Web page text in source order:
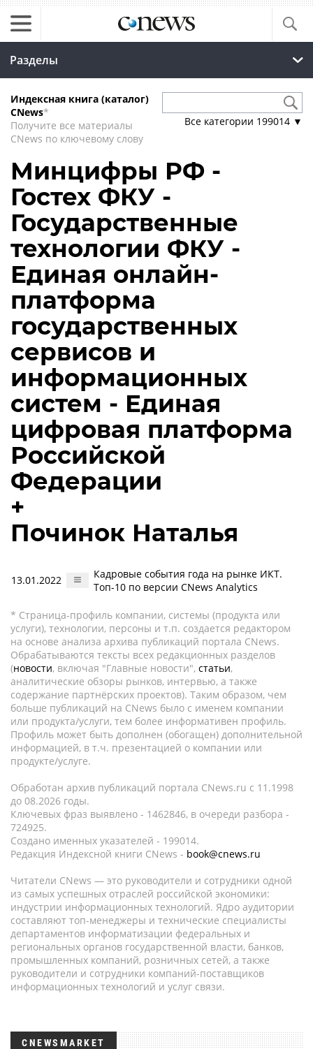
Разделы
Индексная книга (каталог)
CNews*
Получите все материалы
CNews по ключевому слову
Все категории 199014 ▼
Минцифры РФ -
Гостех ФКУ -
Государственные
технологии ФКУ -
Единая онлайн-
платформа
государственных
сервисов и
информационных
систем - Единая
цифровая платформа
Российской
Федерации
+
Починок Наталья
13.01.2022
Кадровые события года на рынке ИКТ.
Топ-10 по версии CNews Analytics
* Страница-профиль компании, системы (продукта или
услуги), технологии, персоны и т.п. создается редактором
на основе анализа архива публикаций портала CNews.
Обрабатываются тексты всех редакционных разделов
(новости, включая "Главные новости", статьи,
аналитические обзоры рынков, интервью, а также
содержание партнёрских проектов). Таким образом, чем
больше публикаций на CNews было с именем компании
или продукта/услуги, тем более информативен профиль.
Профиль может быть дополнен (обогащен) дополнительной
информацией, в т.ч. презентацией о компании или
продукте/услуге.
Обработан архив публикаций портала CNews.ru c 11.1998
до 08.2026 годы.
Ключевых фраз выявлено - 1462846, в очереди разбора -
724925.
Создано именных указателей - 199014.
Редакция Индексной книги CNews - book@cnews.ru
Читатели CNews — это руководители и сотрудники одной
из самых успешных отраслей российской экономики:
индустрии информационных технологий. Ядро аудитории
составляют топ-менеджеры и технические специалисты
департаментов информатизации федеральных и
региональных органов государственной власти, банков,
промышленных компаний, розничных сетей, а также
руководители и сотрудники компаний-поставщиков
информационных технологий и услуг связи.
CNEWSMARKET